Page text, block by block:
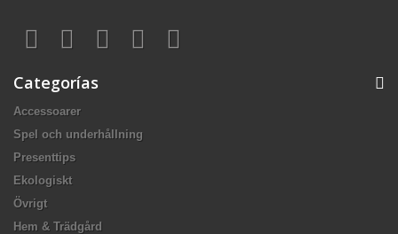
Categorías
Accessoarer
Spel och underhållning
Presenttips
Ekologiskt
Övrigt
Hem & Trädgård